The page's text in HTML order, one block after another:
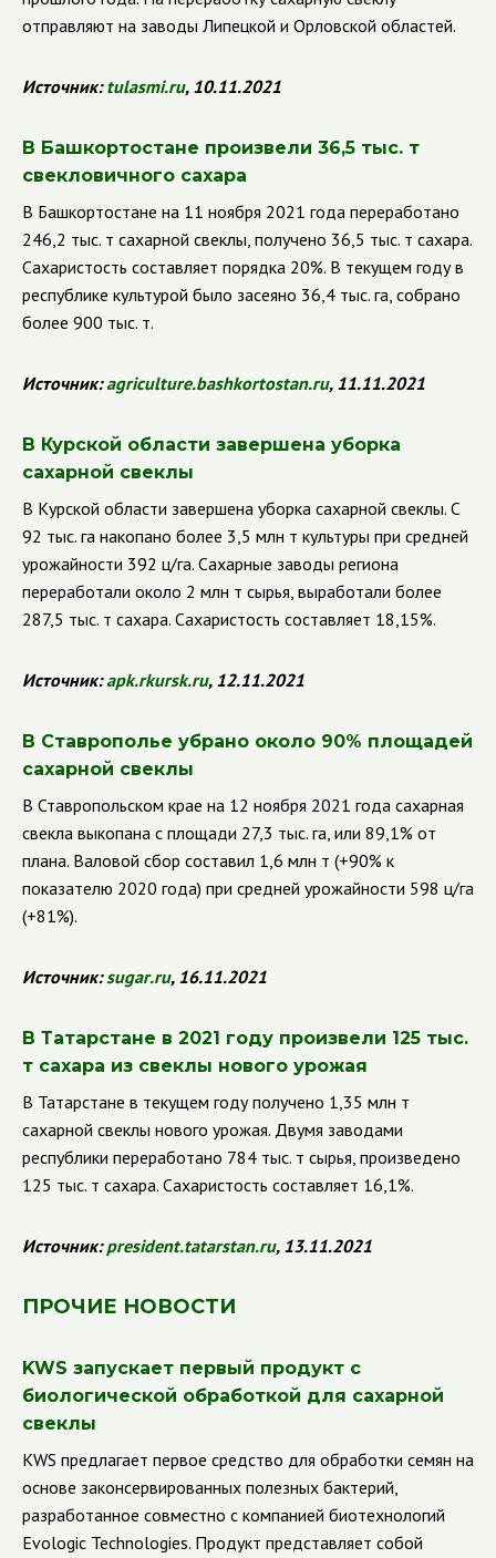
отправляют на заводы Липецкой и Орловской областей.
Источник:tulasmi.ru, 10.11.2021
В Башкортостане произвели 36,5 тыс. т
свекловичного сахара
В Башкортостане на 11 ноября 2021 года переработано
246,2 тыс. т сахарной свеклы, получено 36,5 тыс. т сахара.
Сахаристость составляет порядка 20%. В текущем году в
республике культурой было засеяно 36,4 тыс. га, собрано
более 900 тыс. т.
Источник:agriculture.bashkortostan.ru, 11.11.2021
В Курской области завершена уборка
сахарной свеклы
В Курской области завершена уборка сахарной свеклы. С
92 тыс. га накопано более 3,5 млн т культуры при средней
урожайности 392 ц/га. Сахарные заводы региона
переработали около 2 млн т сырья, выработали более
287,5 тыс. т сахара. Сахаристость составляет 18,15%.
Источник:apk.rkursk.ru, 12.11.2021
В Ставрополье убрано около 90% площадей
сахарной свеклы
В Ставропольском крае на 12 ноября 2021 года сахарная
свекла выкопана с площади 27,3 тыс. га, или 89,1% от
плана. Валовой сбор составил 1,6 млн т (+90% к
показателю 2020 года) при средней урожайности 598 ц/га
(+81%).
Источник:sugar.ru, 16.11.2021
В Татарстане в 2021 году произвели 125 тыс.
т сахара из свеклы нового урожая
В Татарстане в текущем году получено 1,35 млн т
сахарной свеклы нового урожая. Двумя заводами
республики переработано 784 тыс. т сырья, произведено
125 тыс. т сахара. Сахаристость составляет 16,1%.
Источник:president.tatarstan.ru, 13.11.2021
ПРОЧИЕ НОВОСТИ
KWS запускает первый продукт с
биологической обработкой для сахарной
свеклы
KWS предлагает первое средство для обработки семян на
основе законсервированных полезных бактерий,
разработанное совместно с компанией биотехнологий
Evologic Technologies. Продукт представляет собой